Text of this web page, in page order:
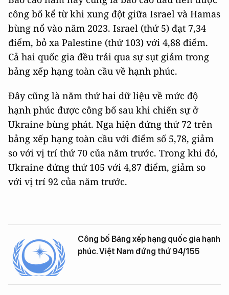
công bố kể từ khi xung đột giữa Israel và Hamas
bùng nổ vào năm 2023. Israel (thứ 5) đạt 7,34
điểm, bỏ xa Palestine (thứ 103) với 4,88 điểm.
Cả hai quốc gia đều trải qua sự sụt giảm trong
bảng xếp hạng toàn cầu về hạnh phúc.
Đây cũng là năm thứ hai dữ liệu về mức độ
hạnh phúc được công bố sau khi chiến sự ở
Ukraine bùng phát. Nga hiện đứng thứ 72 trên
bảng xếp hạng toàn cầu với điểm số 5,78, giảm
so với vị trí thứ 70 của năm trước. Trong khi đó,
Ukraine đứng thứ 105 với 4,87 điểm, giảm so
với vị trí 92 của năm trước.
Công bố Bảng xếp hạng quốc gia hạnh
phúc. Việt Nam đứng thứ 94/155